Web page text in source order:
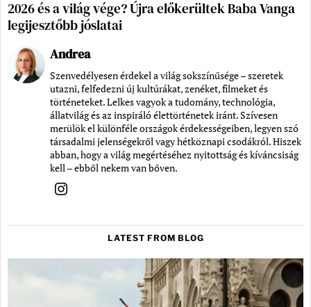
2026 és a világ vége? Újra előkerültek Baba Vanga
legijesztőbb jóslatai
Andrea
Szenvedélyesen érdekel a világ sokszínűsége – szeretek
utazni, felfedezni új kultúrákat, zenéket, filmeket és
történeteket. Lelkes vagyok a tudomány, technológia,
állatvilág és az inspiráló élettörténetek iránt. Szívesen
merülök el különféle országok érdekességeiben, legyen szó
társadalmi jelenségekről vagy hétköznapi csodákról. Hiszek
abban, hogy a világ megértéséhez nyitottság és kíváncsiság
kell – ebből nekem van bőven.
LATEST FROM BLOG